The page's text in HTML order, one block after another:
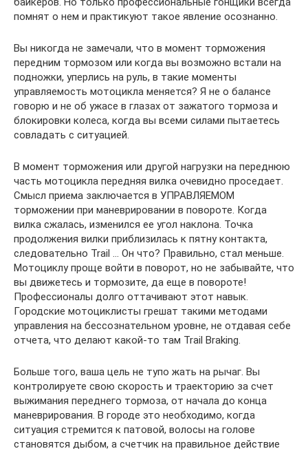
помнят о нем и практикуют такое явление осознанно.
Вы никогда не замечали, что в момент торможения
передним тормозом или когда вы возможно встали на
подножки, уперлись на руль, в такие моменты
управляемость мотоцикла меняется? Я не о балансе
говорю и не об ужасе в глазах от зажатого тормоза и
блокировки колеса, когда вы всеми силами пытаетесь
совладать с ситуацией.
В момент торможения или другой нагрузки на переднюю
часть мотоцикла передняя вилка очевидно проседает.
Смысл приема заключается в УПРАВЛЯЕМОМ
торможении при маневрировании в повороте. Когда
вилка сжалась, изменился ее угол наклона. Точка
продолжения вилки приблизилась к пятну контакта,
следовательно Trail … Он что? Правильно, стал меньше.
Мотоциклу проще войти в поворот, но не забывайте, что
вы движетесь и тормозите, да еще в повороте!
Профессионалы долго оттачивают этот навык.
Городские мотоциклисты грешат такими методами
управления на бессознательном уровне, не отдавая себе
отчета, что делают какой-то там Trail Braking.
Больше того, ваша цель не тупо жать на рычаг. Вы
контролируете свою скорость и траекторию за счет
выжимания переднего тормоза, от начала до конца
маневрирования. В городе это необходимо, когда
ситуация стремится к патовой, волосы на голове
становятся дыбом, а счетчик на правильное действие